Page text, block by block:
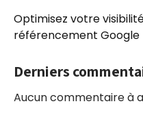
Optimisez votre
référencement Google
Derniers
Aucun commentaire à